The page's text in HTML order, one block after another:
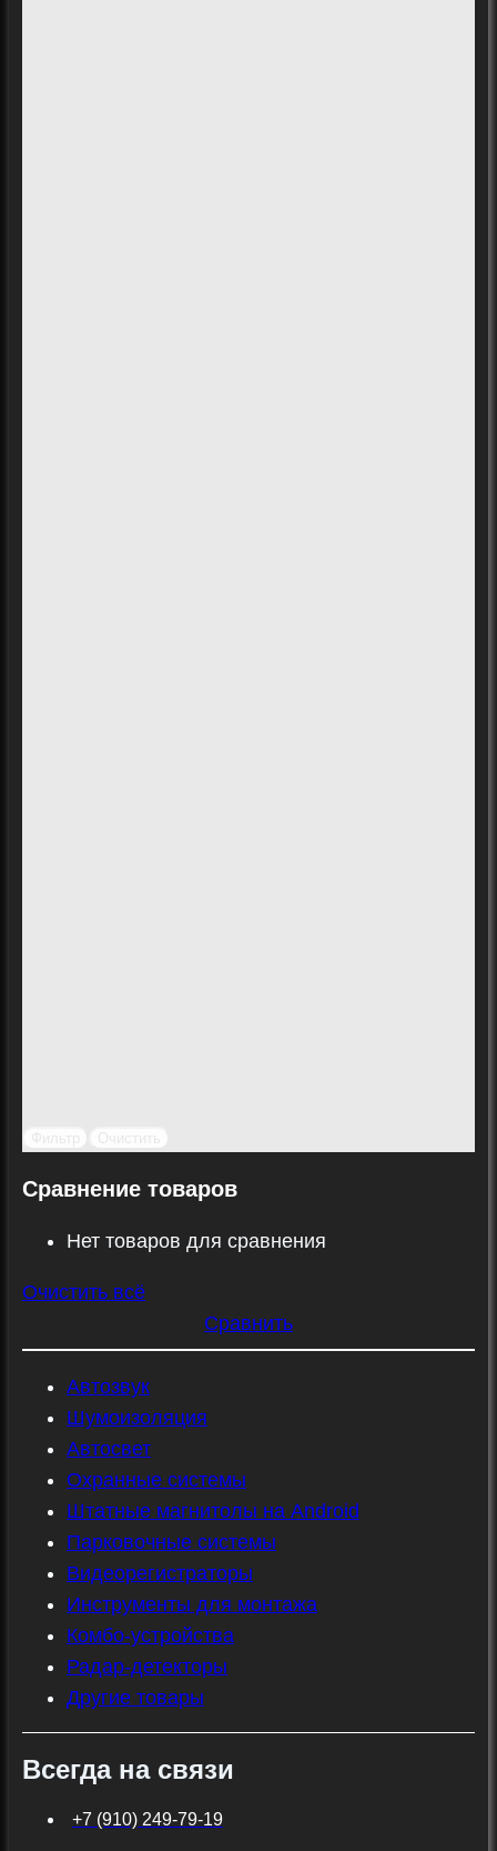
Сравнение товаров
Нет товаров для сравнения
Очистить всё
Сравнить
Автозвук
Шумоизоляция
Автосвет
Охранные системы
Штатные магнитолы на Android
Парковочные системы
Видеорегистраторы
Инструменты для монтажа
Комбо-устройства
Радар-детекторы
Другие товары
Всегда на связи
+7 (910) 249-79-19